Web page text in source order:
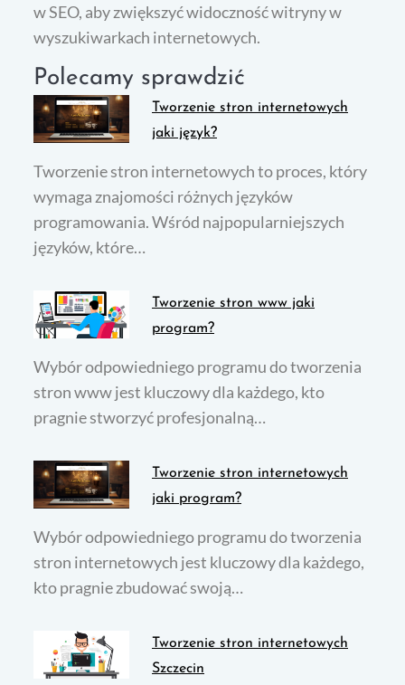
w SEO, aby zwiększyć widoczność witryny w
wyszukiwarkach internetowych.
Polecamy sprawdzić
Tworzenie stron internetowych
jaki język?
Tworzenie stron internetowych to proces, który
wymaga znajomości różnych języków
programowania. Wśród najpopularniejszych
języków, które…
Tworzenie stron www jaki
program?
Wybór odpowiedniego programu do tworzenia
stron www jest kluczowy dla każdego, kto
pragnie stworzyć profesjonalną…
Tworzenie stron internetowych
jaki program?
Wybór odpowiedniego programu do tworzenia
stron internetowych jest kluczowy dla każdego,
kto pragnie zbudować swoją…
Tworzenie stron internetowych
Szczecin